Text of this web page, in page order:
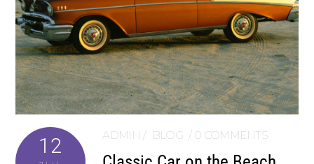
12 ADMIN BLOG 0 COMMENTS